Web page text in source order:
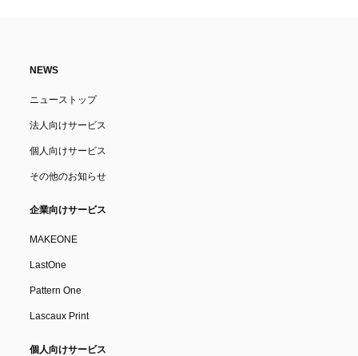
NEWS
ニューストップ
法人向けサービス
個人向けサービス
その他のお知らせ
企業向けサービス
MAKEONE
LastOne
Pattern One
Lascaux Print
個人向けサービス